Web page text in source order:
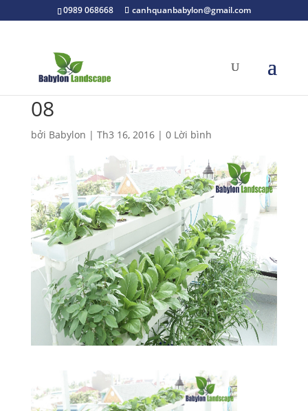
0989 068668 canhquanbabylon@gmail.com
08
bởi Babylon | Th3 16, 2016| 0 Lời bình